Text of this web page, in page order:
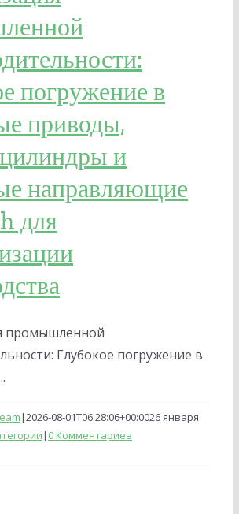
погружение в
приводы,
и
направляющие
для
промышленной
Глубокое погружение в
|2026-08-01T06:28:06+00:0026 января
| 0 Комментариев